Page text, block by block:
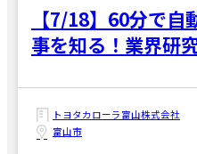
【7/18】60分で
事を知る！業界研
トヨタカローラ富山株式会社
富山市